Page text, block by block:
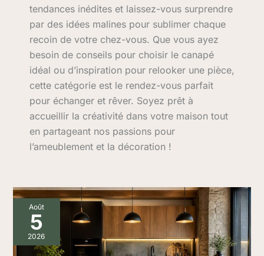
tendances inédites et laissez-vous surprendre
par des idées malines pour sublimer chaque
recoin de votre chez-vous. Que vous ayez
besoin de conseils pour choisir le canapé
idéal ou d’inspiration pour relooker une pièce,
cette catégorie est le rendez-vous parfait
pour échanger et rêver. Soyez prêt à
accueillir la créativité dans votre maison tout
en partageant nos passions pour
l’ameublement et la décoration !
Août
5
2026
Comment
choisir
un
bar
pour